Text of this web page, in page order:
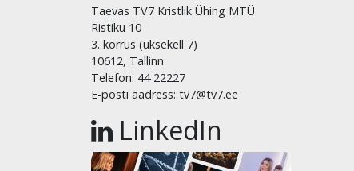
Taevas TV7 Kristlik Ühing MTÜ
Ristiku 10
3. korrus (uksekell 7)
10612, Tallinn
Telefon: 44 22227
E-posti aadress: tv7@tv7.ee
LinkedIn